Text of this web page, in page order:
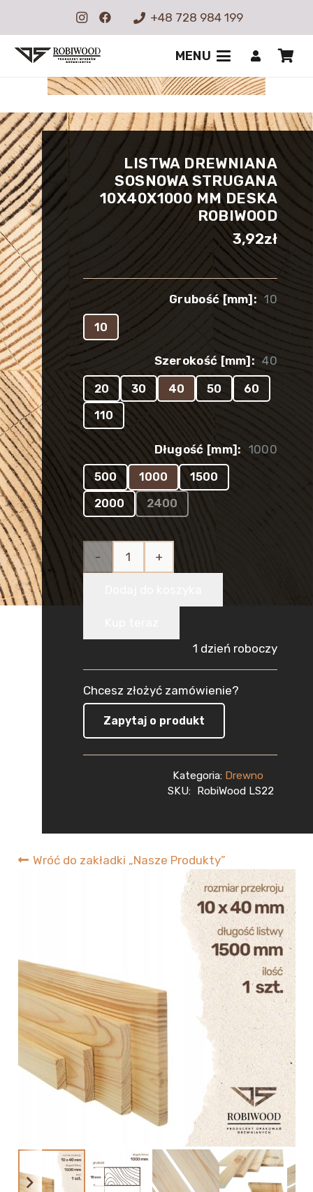
+48 728 984 199
MENU
Wróć do zakładki „Nasze Produkty”
LISTWA DREWNIANA
SOSNOWA STRUGANA
10X40X1000 MM DESKA
ROBIWOOD
3,92zł
Grubość [mm]: 10
10
Szerokość [mm]: 40
20 30 40 50 60
110
Długość [mm]: 1000
500 1000 1500
2000 2400
ilość
Sosnowa
Strugana
10x40x1000
Deska
1 dzień roboczy
Chcesz złożyć zamówienie?
Zapytaj o produkt
Kategoria: Drewno
SKU: RobiWood LS22